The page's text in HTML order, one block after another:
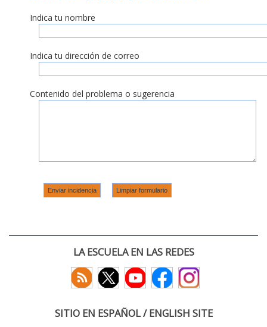
Indica tu nombre
Indica tu dirección de correo
Contenido del problema o sugerencia
LA ESCUELA EN LAS REDES
SITIO EN ESPAÑOL / ENGLISH SITE